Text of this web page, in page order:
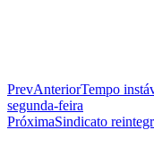
PrevAnteriorTempo
segunda-feira
PróximaSindicato